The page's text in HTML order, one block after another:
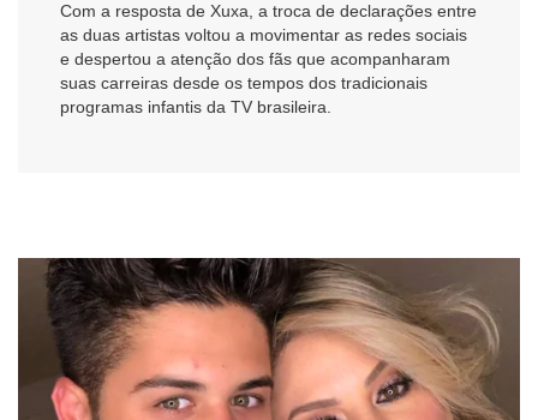
Com a resposta de Xuxa, a troca de declarações entre
as duas artistas voltou a movimentar as redes sociais
e despertou a atenção dos fãs que acompanharam
suas carreiras desde os tempos dos tradicionais
programas infantis da TV brasileira.